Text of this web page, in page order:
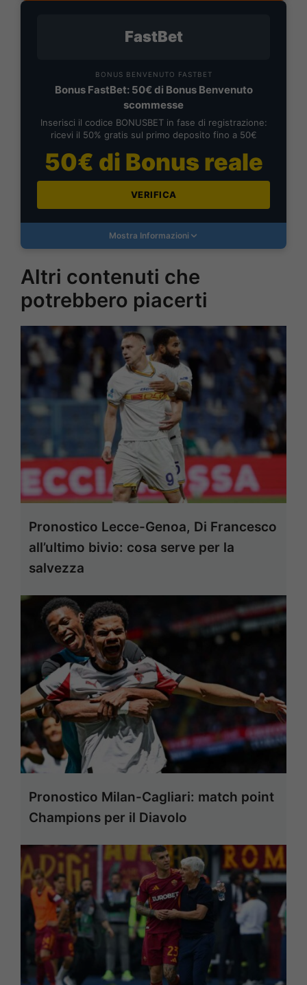
FastBet
BONUS BENVENUTO FASTBET
Bonus FastBet: 50€ di Bonus Benvenuto
scommesse
Inserisci il codice BONUSBET in fase di registrazione:
ricevi il 50% gratis sul primo deposito fino a 50€
50€ di Bonus reale
VERIFICA
Mostra Informazioni
Altri contenuti che
potrebbero piacerti
Pronostico Lecce-Genoa, Di Francesco
all’ultimo bivio: cosa serve per la
salvezza
Pronostico Milan-Cagliari: match point
Champions per il Diavolo